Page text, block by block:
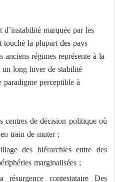
marquée par les
la plupart des pays
régimes représente à la
long hiver de stabilité
perceptible à
centres de décision politique où
train de muter ;
des hiérarchies entre des
marginalisées ;
contestataire Des